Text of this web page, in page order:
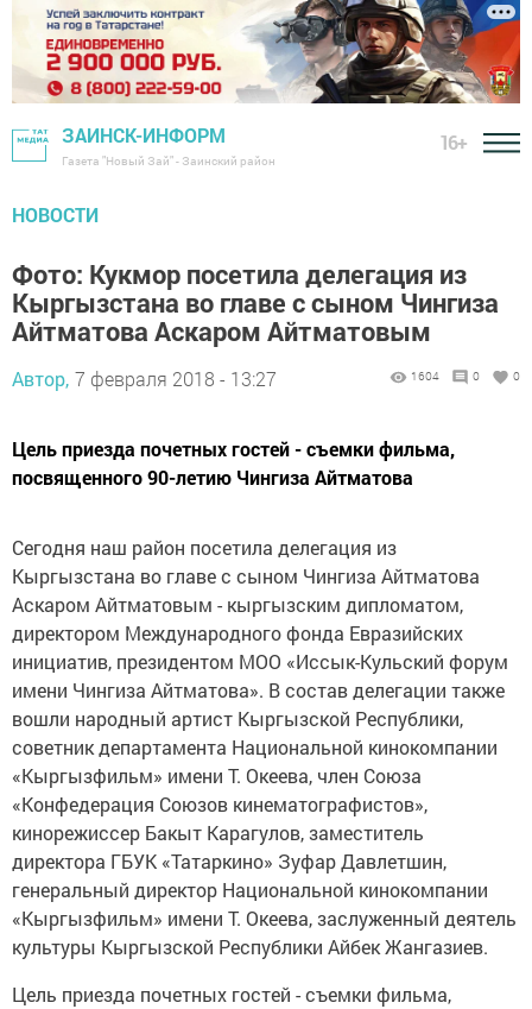
ЗАИНСК-ИНФОРМ
Газета "Новый Зай" - Заинский район
16+
НОВОСТИ
Фото: Кукмор посетила делегация из
Кыргызстана во главе с сыном Чингиза
Айтматова Аскаром Айтматовым
Автор, 7 февраля 2018 - 13:27 1604 0 0
Цель приезда почетных гостей - съемки фильма,
посвященного 90-летию Чингиза Айтматова
Сегодня наш район посетила делегация из
Кыргызстана во главе с сыном Чингиза Айтматова
Аскаром Айтматовым - кыргызским дипломатом,
директором Международного фонда Евразийских
инициатив, президентом МОО «Иссык-Кульский форум
имени Чингиза Айтматова». В состав делегации также
вошли народный артист Кыргызской Республики,
советник департамента Национальной кинокомпании
«Кыргызфильм» имени Т. Океева, член Союза
«Конфедерация Союзов кинематографистов»,
кинорежиссер Бакыт Карагулов, заместитель
директора ГБУК «Татаркино» Зуфар Давлетшин,
генеральный директор Национальной кинокомпании
«Кыргызфильм» имени Т. Океева, заслуженный деятель
культуры Кыргызской Республики Айбек Жангазиев.
Цель приезда почетных гостей - съемки фильма,